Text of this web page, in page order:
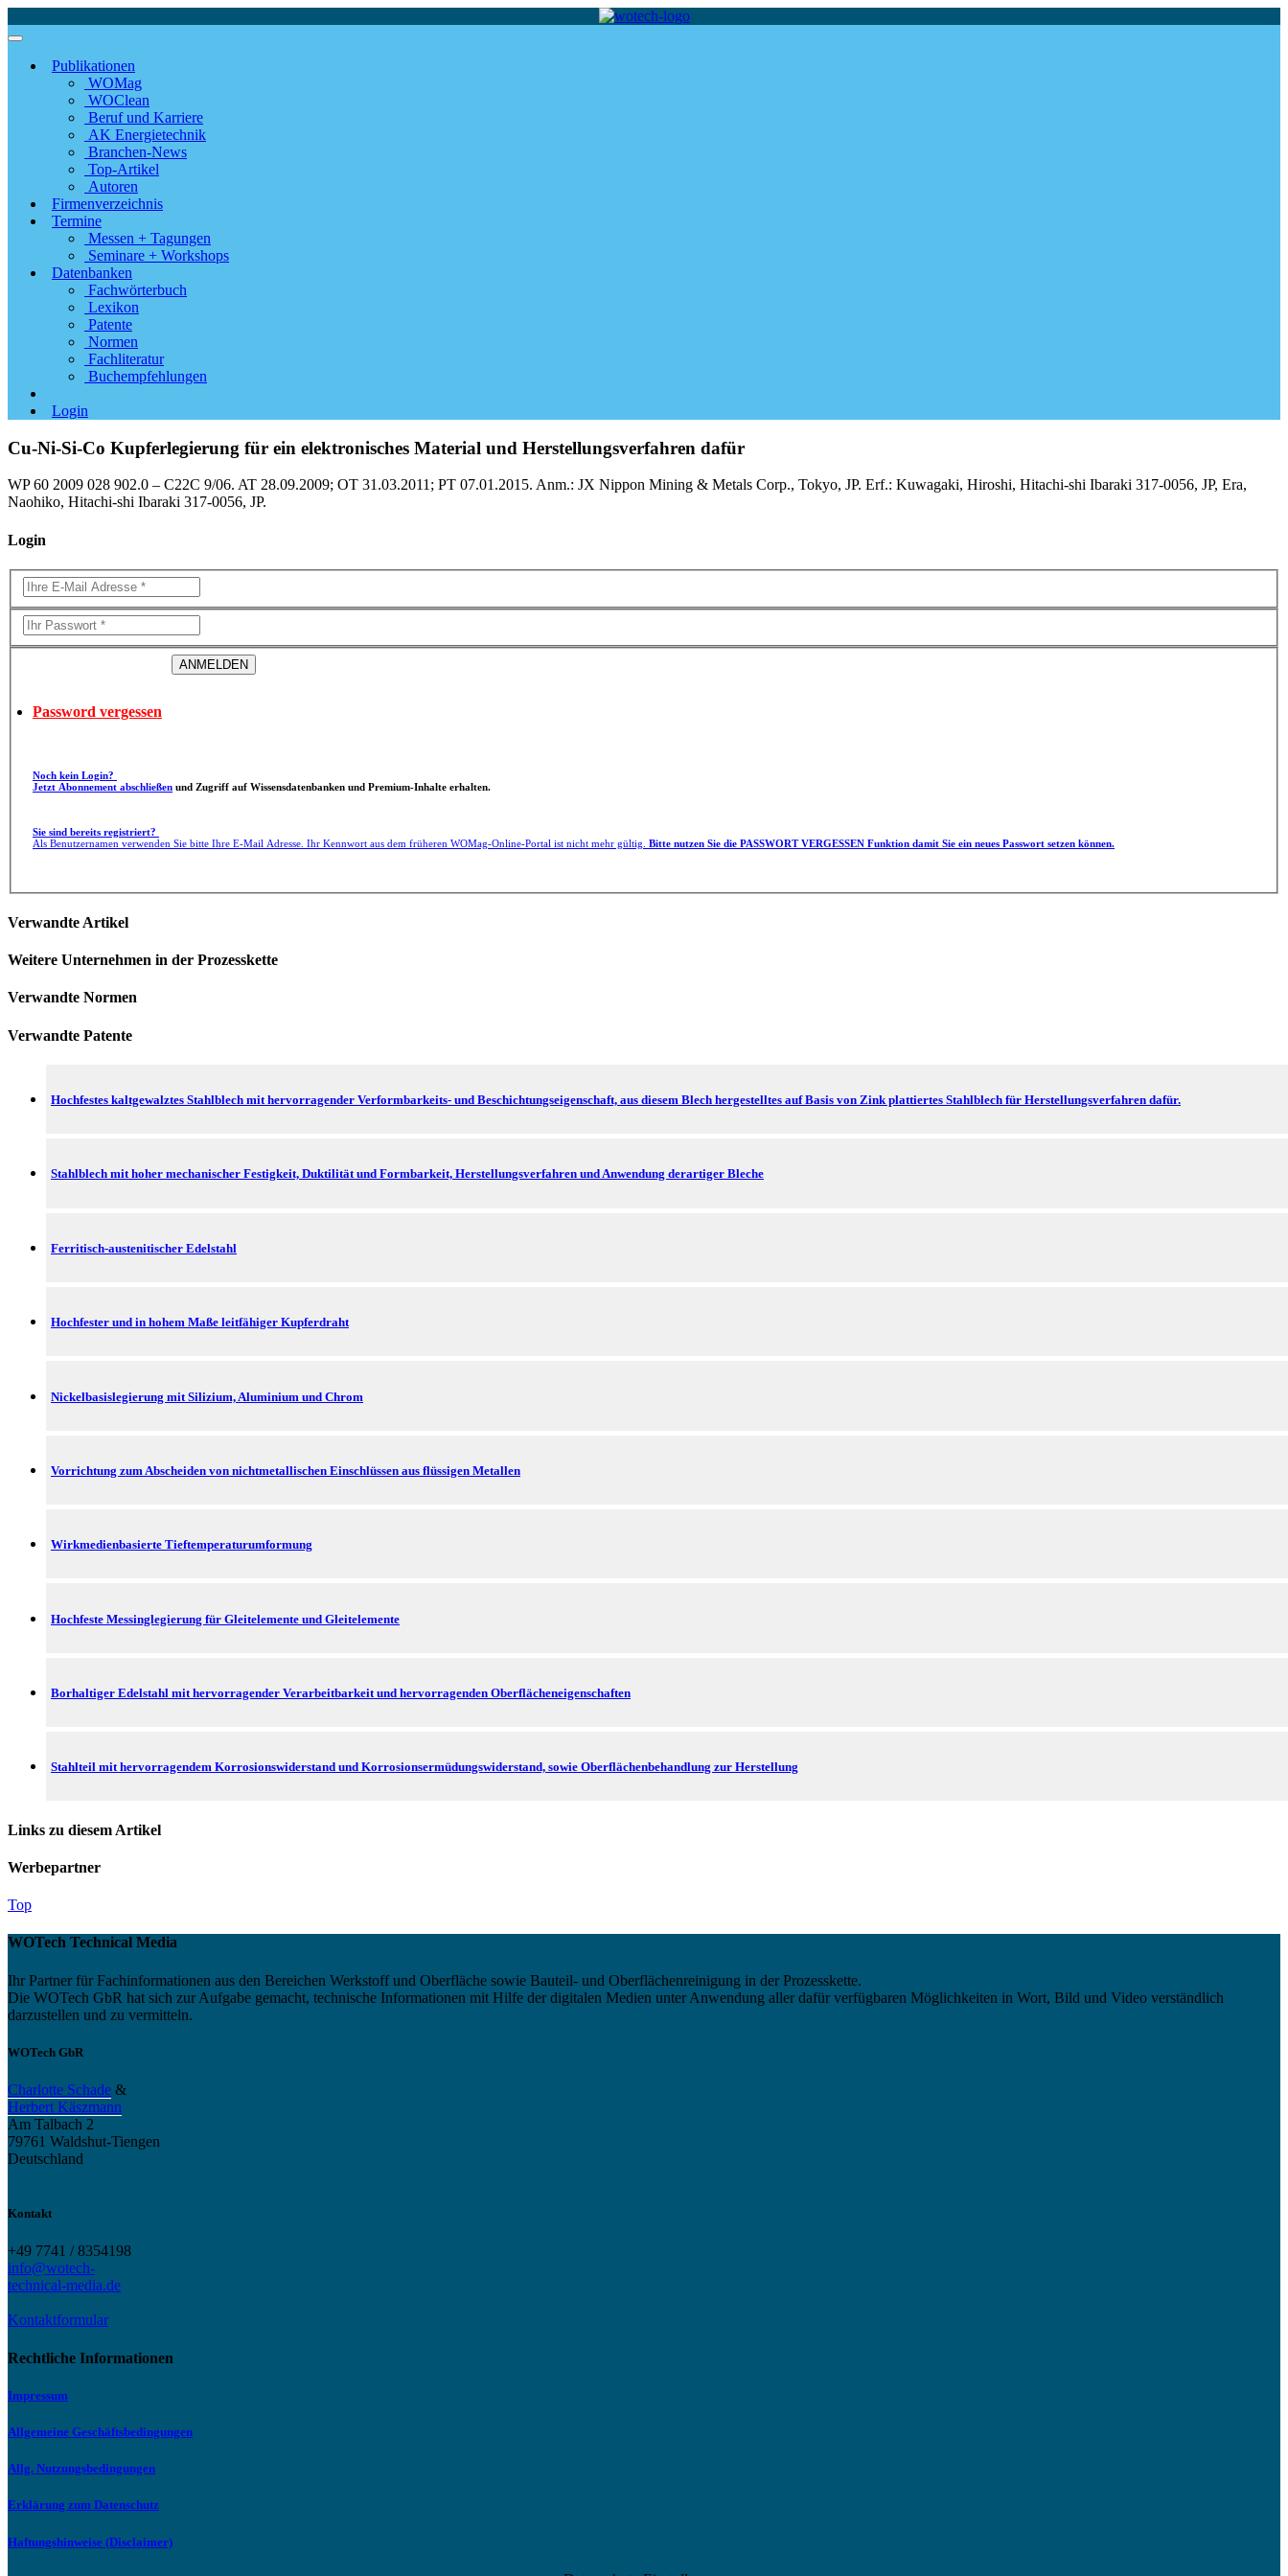
Publikationen
WOMag
WOClean
Beruf und Karriere
AK Energietechnik
Branchen-News
Top-Artikel
Autoren
Firmenverzeichnis
Termine
Messen + Tagungen
Seminare + Workshops
Datenbanken
Fachwörterbuch
Lexikon
Patente
Normen
Fachliteratur
Buchempfehlungen
Login
Cu-Ni-Si-Co Kupferlegierung für ein elektronisches Material und Herstellungsverfahren dafür
WP 60 2009 028 902.0 – C22C 9/06. AT 28.09.2009; OT 31.03.2011; PT 07.01.2015. Anm.: JX Nippon Mining & Metals Corp., Tokyo, JP. Erf.: Kuwagaki, Hiroshi, Hitachi-shi Ibaraki 317-0056, JP, Era,
Naohiko, Hitachi-shi Ibaraki 317-0056, JP.
Login
Password vergessen
Noch kein Login?
Jetzt Abonnement abschließen und Zugriff auf Wissensdatenbanken und Premium-Inhalte erhalten.
Sie sind bereits registriert?
Als Benutzernamen verwenden Sie bitte Ihre E-Mail Adresse. Ihr Kennwort aus dem früheren WOMag-Online-Portal ist nicht mehr gültig. Bitte nutzen Sie die PASSWORT VERGESSEN Funktion damit Sie ein neues Passwort setzen können.
Verwandte Artikel
Weitere Unternehmen in der Prozesskette
Verwandte Normen
Verwandte Patente
Hochfestes kaltgewalztes Stahlblech mit hervorragender Verformbarkeits- und Beschichtungseigenschaft, aus diesem Blech hergestelltes auf Basis von Zink plattiertes Stahlblech für Herstellungsverfahren dafür.
Stahlblech mit hoher mechanischer Festigkeit, Duktilität und Formbarkeit, Herstellungsverfahren und Anwendung derartiger Bleche
Ferritisch-austenitischer Edelstahl
Hochfester und in hohem Maße leitfähiger Kupferdraht
Nickelbasislegierung mit Silizium, Aluminium und Chrom
Vorrichtung zum Abscheiden von nichtmetallischen Einschlüssen aus flüssigen Metallen
Wirkmedienbasierte Tieftemperaturumformung
Hochfeste Messinglegierung für Gleitelemente und Gleitelemente
Borhaltiger Edelstahl mit hervorragender Verarbeitbarkeit und hervorragenden Oberflächeneigenschaften
Stahlteil mit hervorragendem Korrosionswiderstand und Korrosionsermüdungswiderstand, sowie Oberflächenbehandlung zur Herstellung
Links zu diesem Artikel
Werbepartner
Top
WOTech Technical Media
Ihr Partner für Fachinformationen aus den Bereichen Werkstoff und Oberfläche sowie Bauteil- und Oberflächenreinigung in der Prozesskette.
Die WOTech GbR hat sich zur Aufgabe gemacht, technische Informationen mit Hilfe der digitalen Medien unter Anwendung aller dafür verfügbaren Möglichkeiten in Wort, Bild und Video verständlich
darzustellen und zu vermitteln.
WOTech GbR
Charlotte Schade &
Herbert Käszmann
Am Talbach 2
79761 Waldshut-Tiengen
Deutschland
Kontakt
+49 7741 / 8354198
info@wotech-
technical-media.de
Kontaktformular
Rechtliche Informationen
Impressum
Allgemeine Geschäftsbedingungen
Allg. Nutzungsbedingungen
Erklärung zum Datenschutz
Haftungshinweise (Disclaimer)